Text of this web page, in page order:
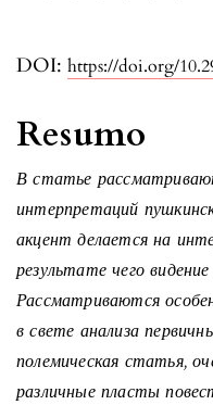
DOI: https://doi.org/
Resumo
В статье
интерпретаций
акцент делается на
результате чего
Рассматриваются
в свете анализа
полемическая статья,
различные пласты